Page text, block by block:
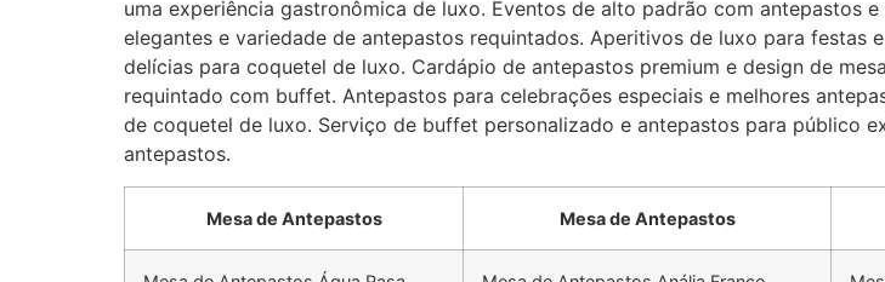
uma experiência gastronômica de luxo. Eventos de alto padrão com antepastos
elegantes e variedade de antepastos requintados. Aperitivos de luxo para festas
delícias para coquetel de luxo. Cardápio de antepastos premium e design de
requintado com buffet. Antepastos para celebrações especiais e melhores
de coquetel de luxo. Serviço de buffet personalizado e antepastos para público
antepastos.
Mesa de Antepastos Mesa de Antepastos